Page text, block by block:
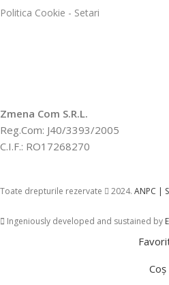
Politica Cookie - Setari
Zmena Com S.R.L.
Reg.Com: J40/3393/2005
C.I.F.: RO17268270
Toate drepturile rezervate 2024. ANPC |
Ingeniously developed and sustained by
Coș